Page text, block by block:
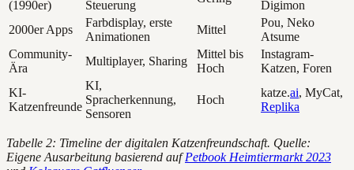
(1990er)
Steuerung
Digimon
2000er Apps
Farbdisplay, erste
Animationen
Mittel
Pou, Neko
Atsume
Community-
Ära
Multiplayer, Sharing
Mittel bis
Hoch
Instagram-
Katzen, Foren
KI-
Katzenfreunde
KI,
Spracherkennung,
Sensoren
Hoch
katze.ai, MyCat,
Replika
Tabelle 2: Timeline der digitalen Katzenfreundschaft. Quelle:
Eigene Ausarbeitung basierend aufPetbook Heimtiermarkt 2023